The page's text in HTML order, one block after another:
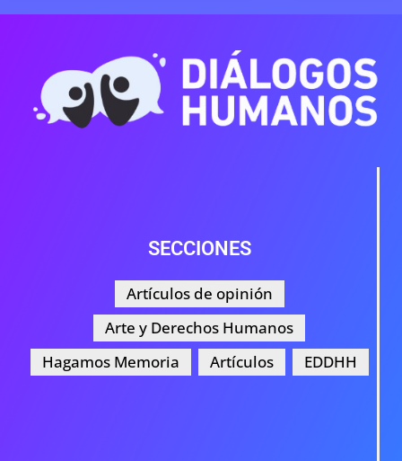
SECCIONES
Artículos de opinión
Arte y Derechos Humanos
Hagamos Memoria
Artículos EDDHH